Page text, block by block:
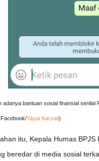
adanya bantuan sosial finansial
Yayat Karyati)
itu, Kepala Humas
beredar di media sosial